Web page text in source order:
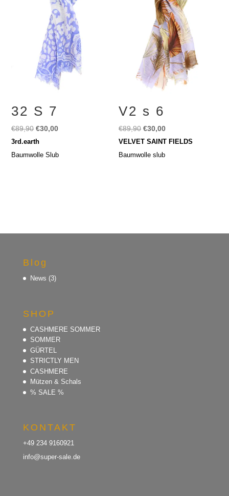
32 S 7
€89,90 Ursprünglicher
Preis
war:
€30,00Aktueller
ist:
3rd.earth
Baumwolle Slub
V2 s 6
€89,90 Ursprünglicher
Preis
war:
€30,00Aktueller
Preis
VELVET SAINT FIELDS
Baumwolle slub
Blog
News (3)
SHOP
CASHMERE SOMMER
SOMMER
GÜRTEL
STRICTLY MEN
CASHMERE
Mützen & Schals
% SALE %
KONTAKT
+49 234 9160921
info@super-sale.de